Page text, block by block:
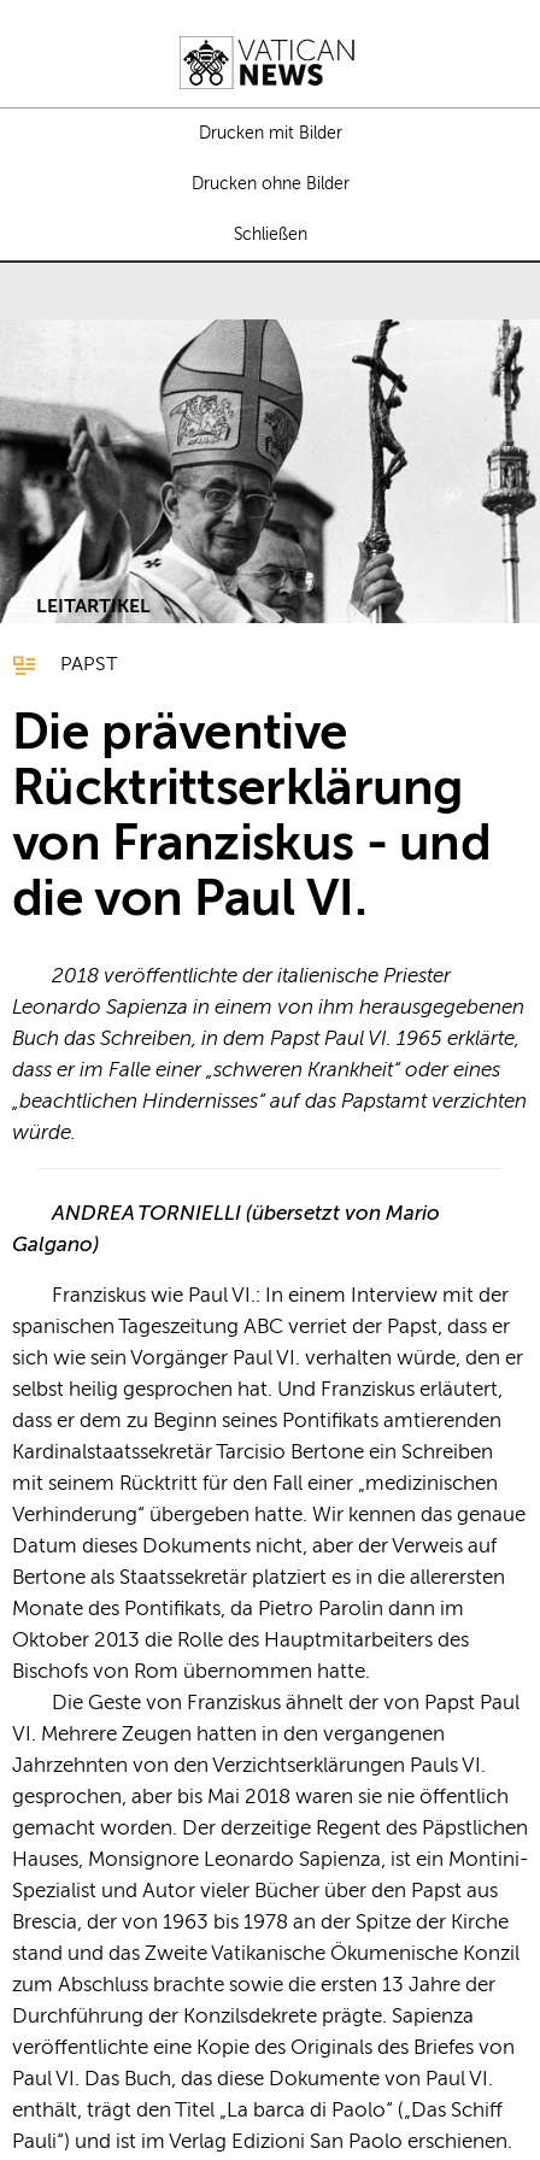
Drucken mit Bilder
Drucken ohne Bilder
Schließen
LEITARTIKEL
PAPST
Die präventive
Rücktrittserklärung
von Franziskus - und
die von Paul VI.
2018 veröffentlichte der italienische Priester
Leonardo Sapienza in einem von ihm herausgegebenen
Buch das Schreiben, in dem Papst Paul VI. 1965 erklärte,
dass er im Falle einer „schweren Krankheit“ oder eines
„beachtlichen Hindernisses“ auf das Papstamt verzichten
würde.
ANDREA TORNIELLI (übersetzt von Mario
Galgano)
Franziskus wie Paul VI.: In einem Interview mit der
spanischen Tageszeitung ABC verriet der Papst, dass er
sich wie sein Vorgänger Paul VI. verhalten würde, den er
selbst heilig gesprochen hat. Und Franziskus erläutert,
dass er dem zu Beginn seines Pontifikats amtierenden
Kardinalstaatssekretär Tarcisio Bertone ein Schreiben
mit seinem Rücktritt für den Fall einer „medizinischen
Verhinderung“ übergeben hatte. Wir kennen das genaue
Datum dieses Dokuments nicht, aber der Verweis auf
Bertone als Staatssekretär platziert es in die allerersten
Monate des Pontifikats, da Pietro Parolin dann im
Oktober 2013 die Rolle des Hauptmitarbeiters des
Bischofs von Rom übernommen hatte.
Die Geste von Franziskus ähnelt der von Papst Paul
VI. Mehrere Zeugen hatten in den vergangenen
Jahrzehnten von den Verzichtserklärungen Pauls VI.
gesprochen, aber bis Mai 2018 waren sie nie öffentlich
gemacht worden. Der derzeitige Regent des Päpstlichen
Hauses, Monsignore Leonardo Sapienza, ist ein Montini-
Spezialist und Autor vieler Bücher über den Papst aus
Brescia, der von 1963 bis 1978 an der Spitze der Kirche
stand und das Zweite Vatikanische Ökumenische Konzil
zum Abschluss brachte sowie die ersten 13 Jahre der
Durchführung der Konzilsdekrete prägte. Sapienza
veröffentlichte eine Kopie des Originals des Briefes von
Paul VI. Das Buch, das diese Dokumente von Paul VI.
enthält, trägt den Titel „La barca di Paolo“ („Das Schiff
Pauli“) und ist im Verlag Edizioni San Paolo erschienen.